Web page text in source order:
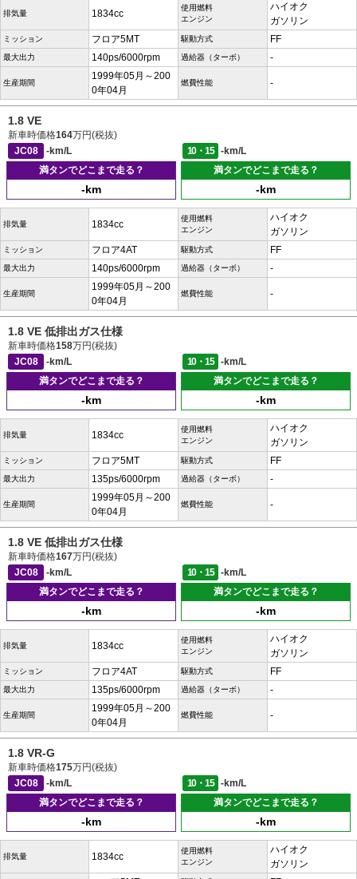
排気量 1834cc
使用燃料
エンジン
ハイオク
ガソリン
ミッション フロア5MT 駆動方式 FF
最大出力 140ps/6000rpm 過給器（ターボ） -
生産期間
1999年05月～200
0年04月
燃費性能 -
1.8 VE
新車時価格164万円(税抜)
JC08
-km/L 10・15
-km/L
満タンでどこまで走る？
-km
満タンでどこまで走る？
-km
排気量 1834cc
使用燃料
エンジン
ハイオク
ガソリン
ミッション フロア4AT 駆動方式 FF
最大出力 140ps/6000rpm 過給器（ターボ） -
生産期間
1999年05月～200
0年04月
燃費性能 -
1.8 VE 低排出ガス仕様
新車時価格158万円(税抜)
JC08
-km/L 10・15
-km/L
満タンでどこまで走る？
-km
満タンでどこまで走る？
-km
排気量 1834cc
使用燃料
エンジン
ハイオク
ガソリン
ミッション フロア5MT 駆動方式 FF
最大出力 135ps/6000rpm 過給器（ターボ） -
生産期間
1999年05月～200
0年04月
燃費性能 -
1.8 VE 低排出ガス仕様
新車時価格167万円(税抜)
JC08
-km/L 10・15
-km/L
満タンでどこまで走る？
-km
満タンでどこまで走る？
-km
排気量 1834cc
使用燃料
エンジン
ハイオク
ガソリン
ミッション フロア4AT 駆動方式 FF
最大出力 135ps/6000rpm 過給器（ターボ） -
生産期間
1999年05月～200
0年04月
燃費性能 -
1.8 VR-G
新車時価格175万円(税抜)
JC08
-km/L 10・15
-km/L
満タンでどこまで走る？
-km
満タンでどこまで走る？
-km
排気量 1834cc
使用燃料
エンジン
ハイオク
ガソリン